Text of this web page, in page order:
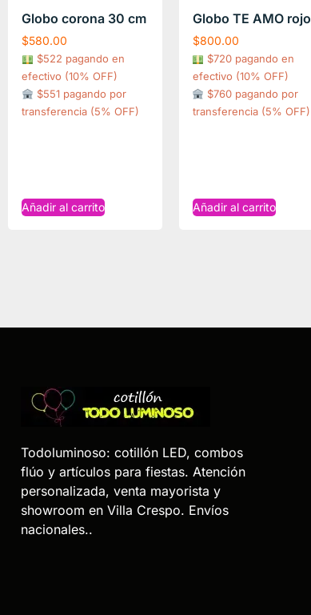
Globo corona 30 cm
$580.00
$522 pagando en
efectivo (10% OFF)
$551 pagando por
transferencia (5% OFF)
Añadir al carrito
Globo TE AMO rojo
$800.00
$720 pagando en
efectivo (10% OFF)
$760 pagando por
transferencia (5% OFF)
Añadir al carrito
Todoluminoso: cotillón LED, combos
flúo y artículos para fiestas. Atención
personalizada, venta mayorista y
showroom en Villa Crespo. Envíos
nacionales..